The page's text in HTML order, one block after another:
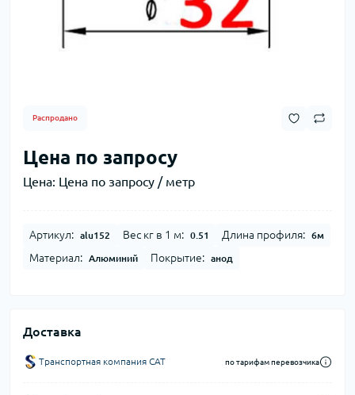
Распродано
Цена по запросу
Цена: Цена по запросу / метр
Артикул: alu152 Вес кг в 1 м: 0.51 Длина профиля: 6м
Материал: Алюминий Покрытие: анод
Доставка
Транспортная компания CAT по тарифам перевозчика